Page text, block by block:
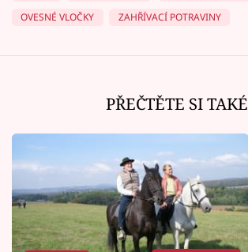
OVESNÉ VLOČKY ZAHŘÍVACÍ POTRAVINY
PŘEČTĚTE SI TAKÉ